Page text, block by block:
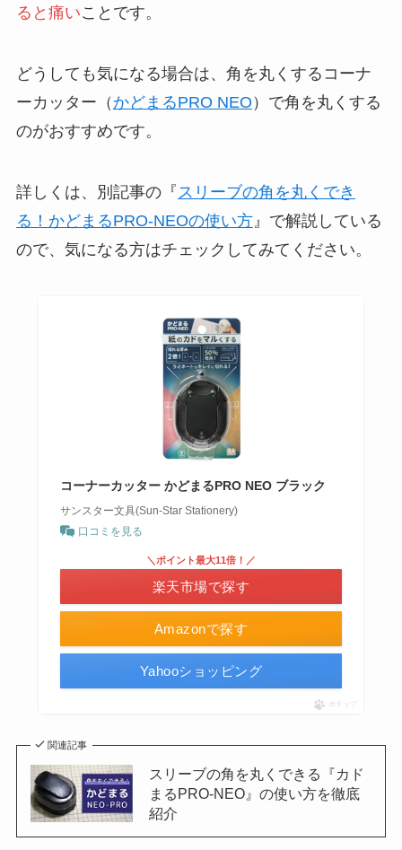
ると痛いことです。
どうしても気になる場合は、角を丸くするコーナ
ーカッター（かどまるPRO NEO ）で角を丸くする
のがおすすめです。
詳しくは、別記事の『 スリーブの角を丸くでき
る！かどまるPRO-NEOの使い方』で解説している
ので、気になる方はチェックしてみてください。
コーナーカッター かどまるPRO NEO ブラック
サンスター文具(Sun-Star Stationery)
口コミを見る
Amazonで探す
＼ポイント最大11倍！／
楽天市場で探す
Yahooショッピング
ポチップ
関連記事
スリーブの角を丸くできる『カド
まるPRO-NEO』の使い方を徹底
紹介